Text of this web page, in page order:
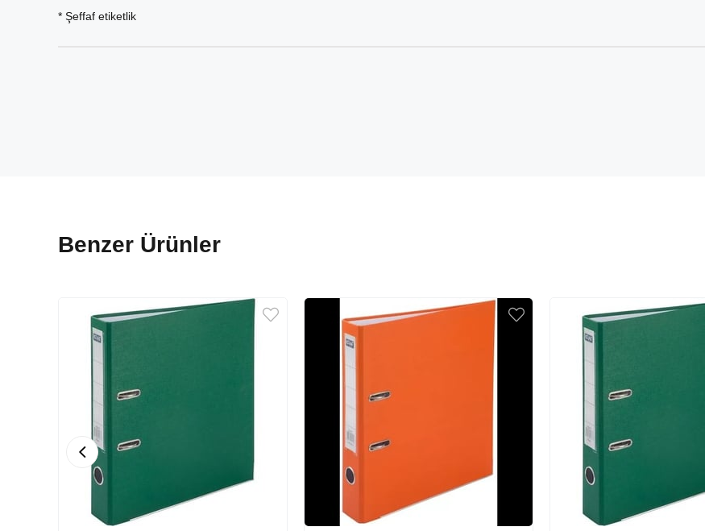
* Şeffaf etiketlik
Benzer Ürünler